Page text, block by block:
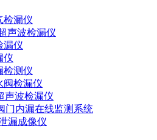
检漏仪
声波检漏仪
漏仪
仪
检测仪
阀检漏仪
声波检漏仪
门内漏在线监测系统
漏成像仪